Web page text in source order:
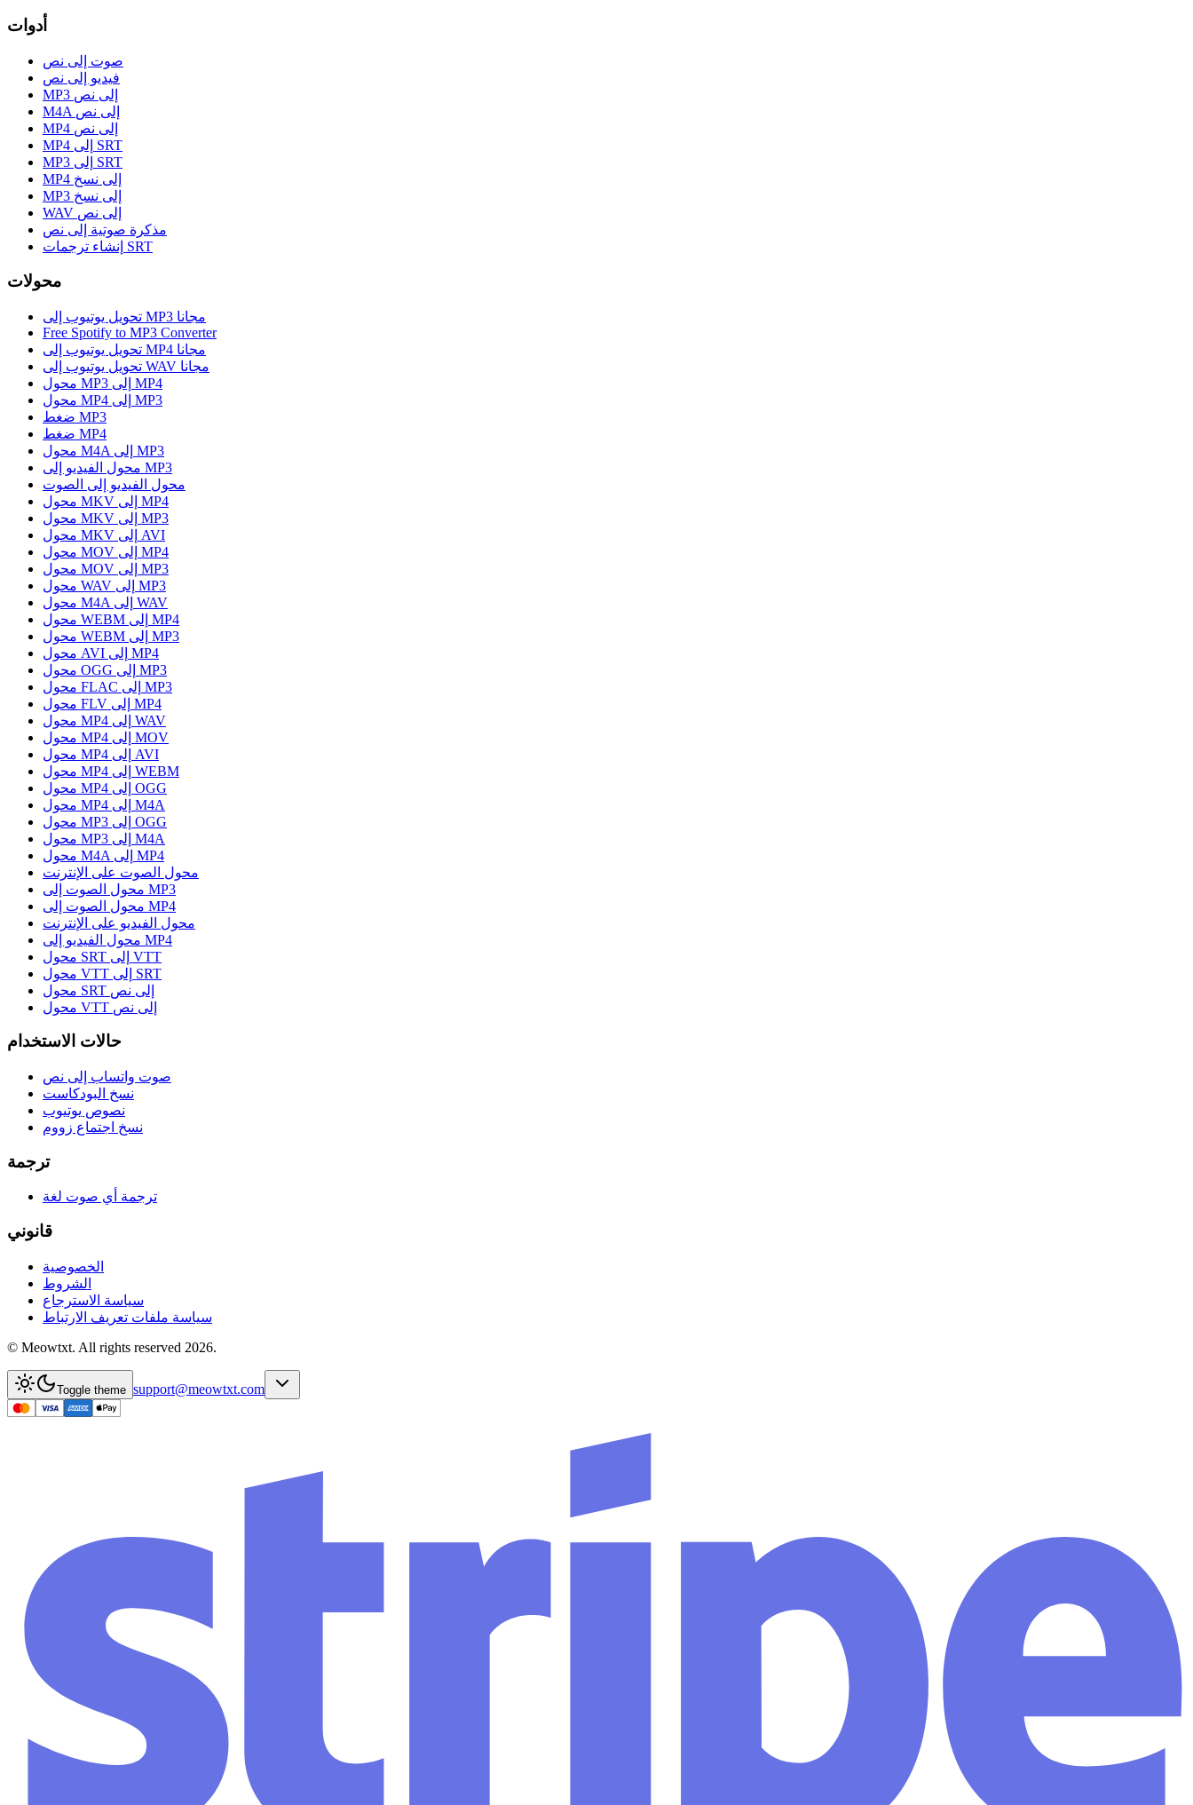
أدوات
صوت إلى نص
فيديو إلى نص
MP3 إلى نص
M4A إلى نص
MP4 إلى نص
MP4 إلى SRT
MP3 إلى SRT
MP4 إلى نسخ
MP3 إلى نسخ
WAV إلى نص
مذكرة صوتية إلى نص
إنشاء ترجمات SRT
محولات
تحويل يوتيوب إلى MP3 مجانا
Free Spotify to MP3 Converter
تحويل يوتيوب إلى MP4 مجانا
تحويل يوتيوب إلى WAV مجانا
محول MP3 إلى MP4
محول MP4 إلى MP3
ضغط MP3
ضغط MP4
محول M4A إلى MP3
محول الفيديو إلى MP3
محول الفيديو إلى الصوت
محول MKV إلى MP4
محول MKV إلى MP3
محول MKV إلى AVI
محول MOV إلى MP4
محول MOV إلى MP3
محول WAV إلى MP3
محول M4A إلى WAV
محول WEBM إلى MP4
محول WEBM إلى MP3
محول AVI إلى MP4
محول OGG إلى MP3
محول FLAC إلى MP3
محول FLV إلى MP4
محول MP4 إلى WAV
محول MP4 إلى MOV
محول MP4 إلى AVI
محول MP4 إلى WEBM
محول MP4 إلى OGG
محول MP4 إلى M4A
محول MP3 إلى OGG
محول MP3 إلى M4A
محول M4A إلى MP4
محول الصوت على الإنترنت
محول الصوت إلى MP3
محول الصوت إلى MP4
محول الفيديو على الإنترنت
محول الفيديو إلى MP4
محول SRT إلى VTT
محول VTT إلى SRT
محول SRT إلى نص
محول VTT إلى نص
حالات الاستخدام
صوت واتساب إلى نص
نسخ البودكاست
نصوص يوتيوب
نسخ اجتماع زووم
ترجمة
ترجمة أي صوت لغة
قانوني
الخصوصية
الشروط
سياسة الاسترجاع
سياسة ملفات تعريف الارتباط
© Meowtxt. All rights reserved 2026.
Toggle theme support@meowtxt.com